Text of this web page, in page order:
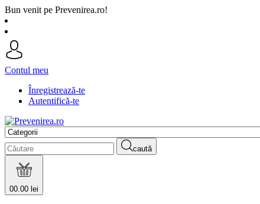
Bun venit pe Prevenirea.ro!
Contul meu
Înregistrează-te
Autentifică-te
caută
00.00 lei